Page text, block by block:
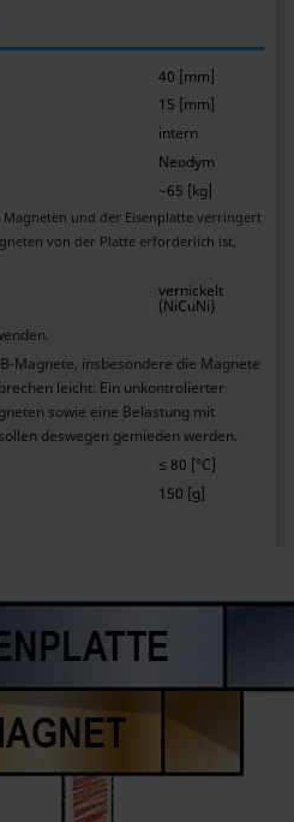
40 [mm]
15 [mm]
intern
Neodym
~65 [kg]
und der Eisenplatte verringert
von der Platte erforderlich ist,
vernickelt
(NiCuNi)
Magnete, insbesondere die Magnete
leicht. Ein unkontrolierter
sowie eine Belastung mit
deswegen gemieden werden.
≤ 80 [°C]
150 [g]